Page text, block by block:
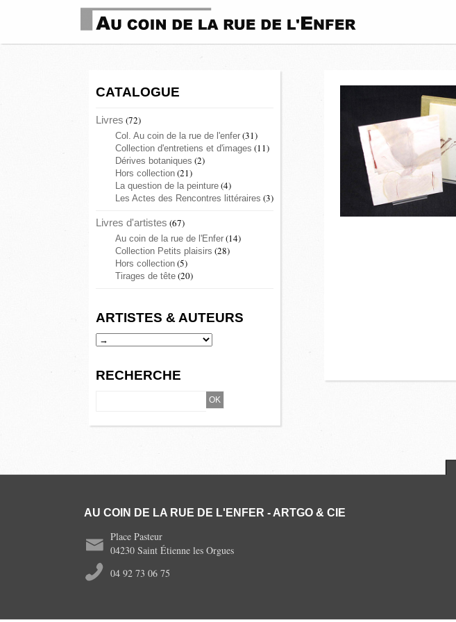
CATALOGUE
Livres (72)
Col. Au coin de la rue de l'enfer (31)
Collection d'entretiens et d'images (11)
Dérives botaniques (2)
Hors collection (21)
La question de la peinture (4)
Les Actes des Rencontres littéraires (3)
Livres d'artistes (67)
Au coin de la rue de l'Enfer (14)
Collection Petits plaisirs (28)
Hors collection (5)
Tirages de tête (20)
ARTISTES & AUTEURS
RECHERCHE
AU COIN DE LA RUE DE L'ENFER - ARTGO & CIE
Place Pasteur
04230 Saint Étienne les Orgues
04 92 73 06 75